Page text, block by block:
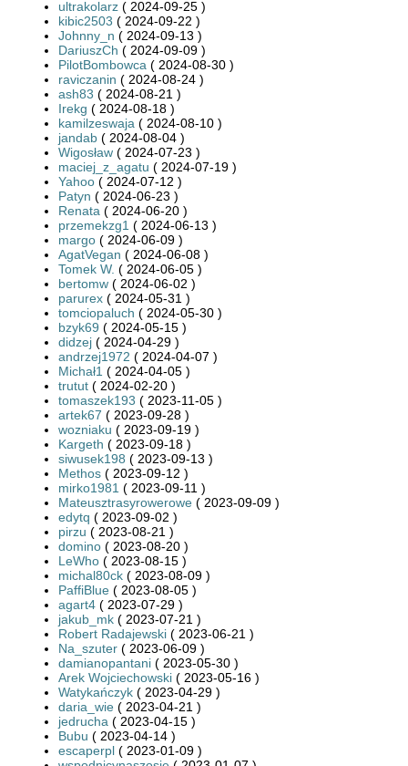
ultrakolarz ( 2024-09-25 )
kibic2503 ( 2024-09-22 )
Johnny_n ( 2024-09-13 )
DariuszCh ( 2024-09-09 )
PilotBombowca ( 2024-08-30 )
raviczanin ( 2024-08-24 )
ash83 ( 2024-08-21 )
Irekg ( 2024-08-18 )
kamilzeswaja ( 2024-08-10 )
jandab ( 2024-08-04 )
Wigosław ( 2024-07-23 )
maciej_z_agatu ( 2024-07-19 )
Yahoo ( 2024-07-12 )
Patyn ( 2024-06-23 )
Renata ( 2024-06-20 )
przemekzg1 ( 2024-06-13 )
margo ( 2024-06-09 )
AgatVegan ( 2024-06-08 )
Tomek W. ( 2024-06-05 )
bertomw ( 2024-06-02 )
parurex ( 2024-05-31 )
tomciopaluch ( 2024-05-30 )
bzyk69 ( 2024-05-15 )
didzej ( 2024-04-29 )
andrzej1972 ( 2024-04-07 )
Michał1 ( 2024-04-05 )
trutut ( 2024-02-20 )
tomaszek193 ( 2023-11-05 )
artek67 ( 2023-09-28 )
wozniaku ( 2023-09-19 )
Kargeth ( 2023-09-18 )
siwusek198 ( 2023-09-13 )
Methos ( 2023-09-12 )
mirko1981 ( 2023-09-11 )
Mateusztrasyrowerowe ( 2023-09-09 )
edytq ( 2023-09-02 )
pirzu ( 2023-08-21 )
domino ( 2023-08-20 )
LeWho ( 2023-08-15 )
michal80ck ( 2023-08-09 )
PaffiBlue ( 2023-08-05 )
agart4 ( 2023-07-29 )
jakub_mk ( 2023-07-21 )
Robert Radajewski ( 2023-06-21 )
Na_szuter ( 2023-06-09 )
damianopantani ( 2023-05-30 )
Arek Wojciechowski ( 2023-05-16 )
Watykańczyk ( 2023-04-29 )
daria_wie ( 2023-04-21 )
jedrucha ( 2023-04-15 )
Bubu ( 2023-04-14 )
escaperpl ( 2023-01-09 )